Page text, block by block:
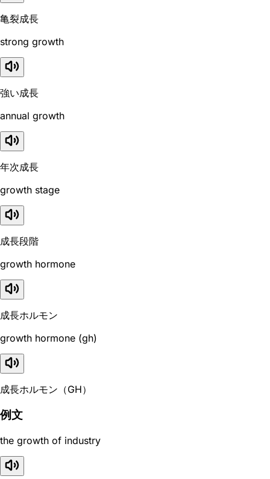
亀裂成長
strong growth
強い成長
annual growth
年次成長
growth stage
成長段階
growth hormone
成長ホルモン
growth hormone (gh)
成長ホルモン（GH）
例文
the growth of industry